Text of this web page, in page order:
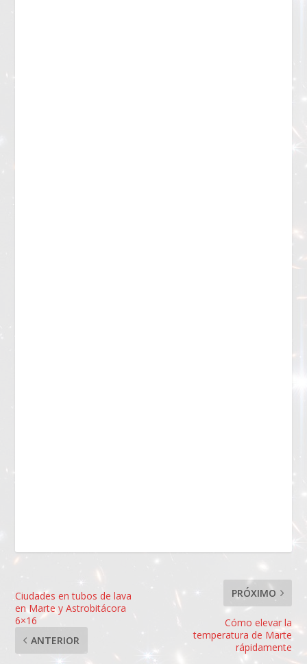
Ciudades en tubos de lava
en Marte y Astrobitácora
6×16
ANTERIOR
PRÓXIMO
Cómo elevar la
temperatura de Marte
rápidamente